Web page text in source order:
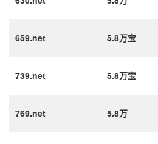
659.net 5.8万宝
739.net 5.8万宝
769.net 5.8万